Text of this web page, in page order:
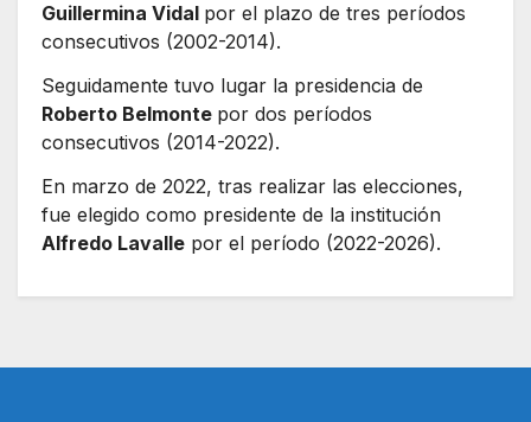
Guillermina Vidal por el plazo de tres períodos
consecutivos (2002-2014).
Seguidamente tuvo lugar la presidencia de
Roberto Belmonte por dos períodos
consecutivos (2014-2022).
En marzo de 2022, tras realizar las elecciones,
fue elegido como presidente de la institución
Alfredo Lavalle por el período (2022-2026).